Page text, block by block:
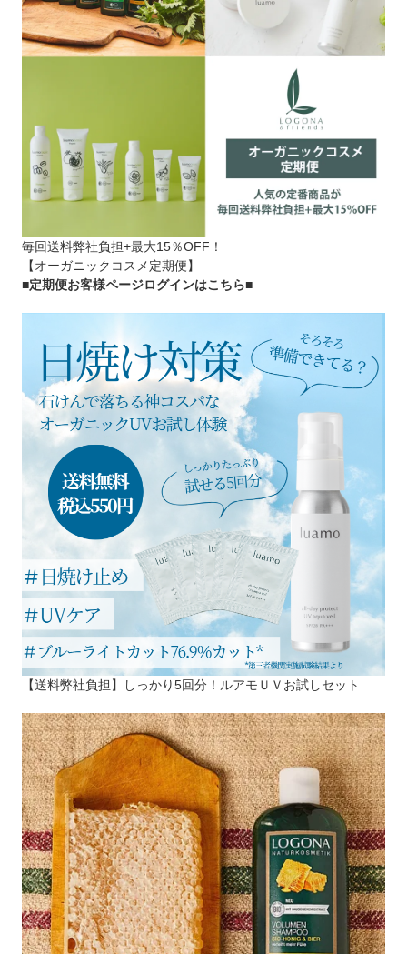
毎回送料弊社負担+最大15％OFF！
【オーガニックコスメ定期便】
■定期便お客様ページログインはこちら■
【送料弊社負担】しっかり5回分！ルアモＵＶお試しセット